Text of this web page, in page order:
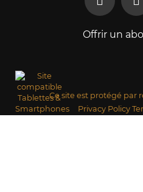
Offrir un
Ce site est protégé par
Privacy Policy